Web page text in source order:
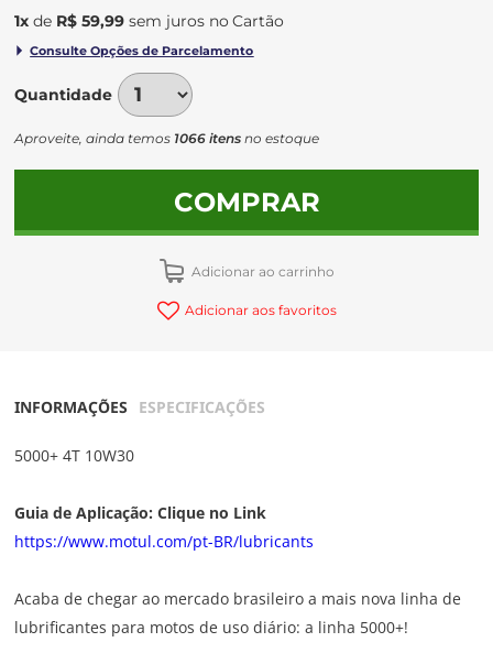
1x de R$ 59,99 sem juros no
Quantidade
Aproveite, ainda temos 1066 itens no estoque
COMPRAR
Adicionar ao carrinho
Adicionar aos favoritos
INFORMAÇÕES ESPECIFICAÇÕES
5000+ 4T 10W30
Guia de Aplicação: Clique no Link
https://www.motul.com/pt-BR/lubricants
Acaba de chegar ao mercado brasileiro a mais nova linha de
lubrificantes para motos de uso diário: a linha 5000+!